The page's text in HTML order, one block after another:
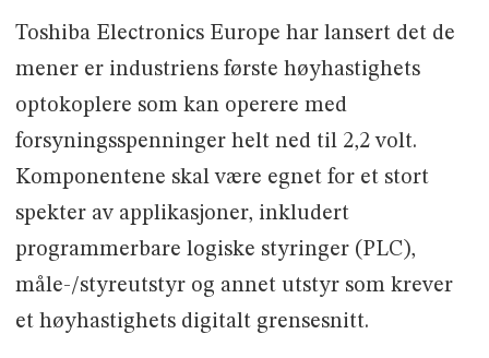
Toshiba Electronics Europe har lansert det de
mener er industriens første høyhastighets
optokoplere som kan operere med
forsyningsspenninger helt ned til 2,2 volt.
Komponentene skal være egnet for et stort
spekter av applikasjoner, inkludert
programmerbare logiske styringer (PLC),
måle-/styreutstyr og annet utstyr som krever
et høyhastighets digitalt grensesnitt.